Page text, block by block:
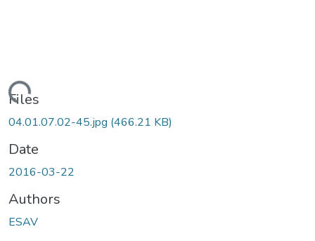
Files
04.01.07.02-45.jpg (466.21 KB)
Date
2016-03-22
Authors
ESAV